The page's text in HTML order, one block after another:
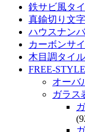
鉄サビ風タ
真鍮切り文
ハウスナン
カーボンサ
木目調タイ
FREE-
オー
ガラス